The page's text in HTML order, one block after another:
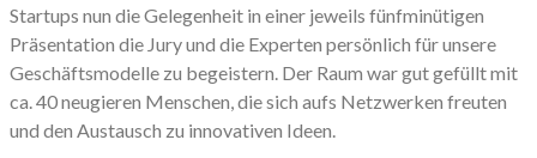
Startups nun die Gelegenheit in einer jeweils fünfminütigen
Präsentation die Jury und die Experten persönlich für unsere
Geschäftsmodelle zu begeistern. Der Raum war gut gefüllt mit
ca. 40 neugieren Menschen, die sich aufs Netzwerken freuten
und den Austausch zu innovativen Ideen.